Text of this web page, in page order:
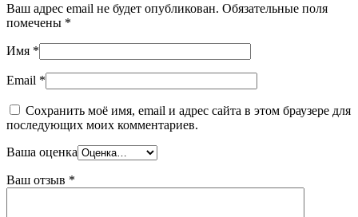
Ваш адрес email не будет опубликован. Обязательные поля
помечены *
Имя *
Email *
Сохранить моё имя, email и адрес сайта в этом браузере для
последующих моих комментариев.
Ваша оценка
Ваш отзыв *